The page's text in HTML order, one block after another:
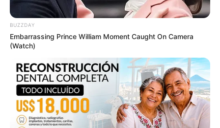
ท่านที่เกิดวันที่20 สไตล์การทำงาน :ถ้าเล่นกีฬา คุณมัก
จะเป็น แมนออฟเดอะแมทช์ ถ้าเล่นการเมือง คุณมักจะ
เป็น ส.ส. แบบพลิกล็อกนั้นเป็นเพราะคุณเป็นคนสามารถ
ฉกฉวยโอกาสจากช่องว่างต่าง ๆ ได้ยอดเยี่ยม ฟอร์มใน
เรื่องต่างๆ ของคุณอาจจะไม่เท่าไหร่ แต่พอช่วงเขาจะตัดสิน
กันหรือช่วงจังหวะสั้น ๆ ที่ใช้ตัดสินความเป็นความตาย คุณ
มักจะหยิบชั้นปลามันได้เสมอ เป็นวีรบุรุษได้เสมอ โอ…น่า
เลื่อมใส
BUZZDAY
Embarrassing Prince William Moment Caught On Camera
(Watch)